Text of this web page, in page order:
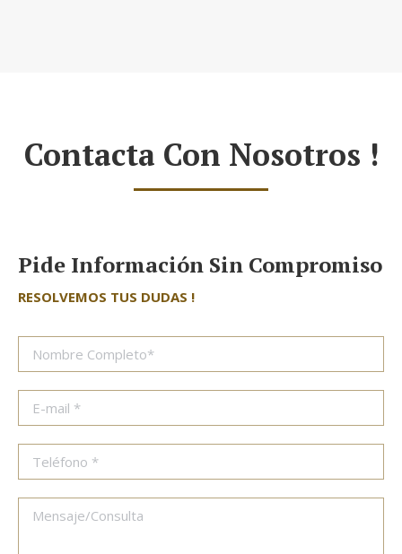
Contacta Con Nosotros !
Pide Información Sin Compromiso
RESOLVEMOS TUS DUDAS !